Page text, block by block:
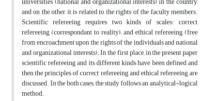
and on the other it is related to the rights of the faculty members.
Scientific refereeing requires two kinds of scales: correct
refereeing (correspondant to reality); and ethical refereeing (free
from encroachment upon the rights of the individuals and national
and organizational interests). In the first place, in the present paper
scientific refereeing and its different kinds have been defined and
then the principles of correct refereeing and ethical refereeing are
discussed. In the both cases, the study follows an analytical-logical
method.